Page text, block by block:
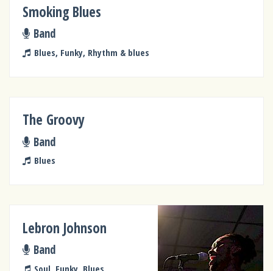
Smoking Blues
Band
Blues, Funky, Rhythm & blues
The Groovy
Band
Blues
Lebron Johnson
Band
Soul, Funky, Blues